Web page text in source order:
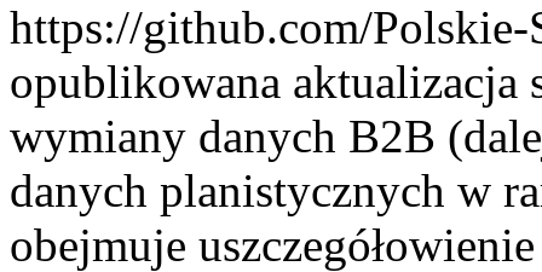
https://github.com/Polskie-
opublikowana aktualizacja
wymiany danych B2B
danych planistycznych w
obejmuje